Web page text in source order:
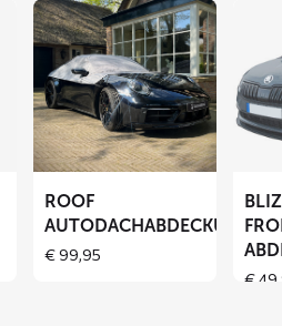
Mehr
lesen
über
ROOF
Autodachabdeckung
ROOF
AUTODACHABDECKUNG
€99,95
über
BLIZZ
€